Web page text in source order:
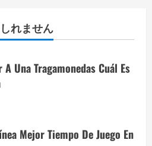
れません
A Una Tragamonedas Cuál Es
Mejor Tiempo De Juego En